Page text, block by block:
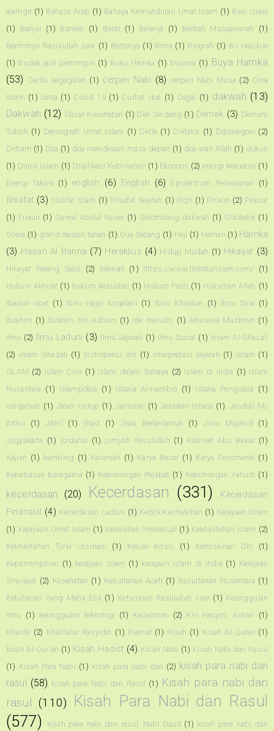
alamgir (1) Bahasa Arab (1) Bahaya Kemunduran Umat Islam (1) Bani Israel
(1)
Banjar (1) Banten (1) Barat (1) Belanja (1) Berkah Musyawarah
(1)
Bermimpi Rasulullah saw (1) Bertanya (1) Bima (1) Biografi (1) BJ Habibie
(1) budak jadi pemimpin (1) Buku Hamka (1) busana (1) Buya Hamka
(53) Cerita kegagalan (1) cerpen Nabi (8) cerpen Nabi Musa (2) Cina
Islam (1) cinta (1) Covid 19 (1) Curhat doa (1) Dajjal (1) dakwah (13)
Dakwah (12) Dasar Kesehatan (1) Deli Serdang (1) Demak (3) Demam
Tubuh (1) Demografi Umat Islam (1) Detik (1) Diktator (1) Diponegoro (2)
Dirham (1) Doa (1) doa mendesain masa depan (1) doa wali Allah (1) dukun
(1) Dunia Islam (1) Duplikasi Kebrilianan (1) Ekonomi (2) energi kekuatan (1)
Energi Takwa (1) english (6) English (6) Episentrum Perlawanan (1)
filsafat (3) filsafat Islam (1) Filsafat Sejarah (1) Fiqh (1) Fir'aun (2) Firasat
(1) Firaun (1) Gamal Abdul Naser (1) Gelombang dakwah (1) Gladiator (1)
Gowa (1) grand desain tanah (1) Gua Secang (1) Haji (1) Haman (1) Hamka
(3) Hasan Al Banna (7) Heraklius (4) Hidup Mudah (1) Hikayat (3)
Hikayat Perang Sabil (2) hikmah (1) https://www.literaturislam.com/ (1)
Hukum Akhirat (1) hukum kesulitan (1) Hukum Pasti (1) Hukuman Allah (1)
Ibadah obat (1) Ibnu Hajar Asqalani (1) Ibnu Khaldun (1) Ibnu Sina (1)
Ibrahim (1) Ibrahim bin Adham (1) ide menulis (1) Ikhwanul Muslimin (1)
ilmu (2) Ilmu Laduni (3) Ilmu Sejarah (1) Ilmu Sosial (1) Imam Al-Ghazali
(2) imam Ghazali (1) Instropeksi diri (1) interpretasi sejarah (1) Islam (1)
ISLAM (2) Islam Cina (1) Islam dalam Bahaya (2) Islam di India (1) Islam
Nusantara (1) Islampobia (1) Istana Al-Hambra (1) Istana Penguasa (1)
Istiqamah (1) Jalan Hidup (1) Jamuran (1) Jebakan Istana (1) Jendral Mc
Arthu
(1) Jibril (1) jihad (1) Jiwa Berkecamuk (1) Jiwa Mujahid
(1)
Jogyakarta (1) jordania (1) jurriyah Rasulullah (1) Kabinet Abu Bakar (1)
Kajian (1) kambing (1) Karamah (1) Karya Besar (1) Karya Fenomenal
(1)
Kebebasan beragama (1) Kebohongan Pejabat (1) Kebohongan Yahudi (1)
kecerdasan (20) Kecerdasan (331)
Kecerdasan
Finansial (4) Kecerdasan Laduni (1) Kedok Keshalehan (1) Kejayaan Islam
(1) Kejayaan Umat Islam (1) Kekalahan Intelektual (1) Kekhalifahan Islam (2)
Kekhalifahan Turki Utsmani
(1) Keluar Krisis (1) Kemiskinan Diri
(1)
Kepemimpinan (1) kerajaan Islam (1) kerajaan Islam di India (1) Kerajaan
Sriwijaya (2) Kesehatan (1) Kesultanan Aceh (1) Kesultanan Nusantara (1)
Ketuhanan Yang Maha Esa (1) Keturunan Rasulullah saw (1) Keunggulan
ilmu
(1) keunggulan teknologi (1) Kezaliman (2) KH Hasyim Ashari
(1)
Khaidir (2) Khalifatur Rasyidin (1) Kiamat (1) Kisah (1) Kisah Al Quran (1)
kisah Al-Qur'an (1) Kisah Hadist (4) Kisah Nabi (1) Kisah Nabi dan Rasul
(1) Kisah Para Nabi (1) kisah para nabi dan (2) kisah para nabi dan
rasul (58) kisah para Nabi dan Rasul (1) Kisah para nabi dan
rasul (110)
Kisah Para Nabi dan Rasul
(577)
kisah para nabi dan rasul. Nabi Daud (1) kisah para nabi dan